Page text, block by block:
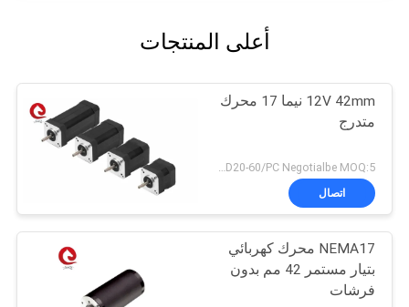
أعلى المنتجات
12V 42mm نيما 17 محرك
متدرج
USD20-60/PC Negotialbe MOQ:5 قطع
اتصال
NEMA17 محرك كهربائي
بتيار مستمر 42 مم بدون
فرشات